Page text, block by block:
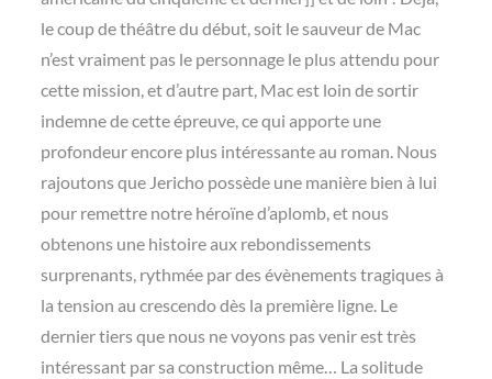
le coup de théâtre du début, soit le sauveur de Mac
n’est vraiment pas le personnage le plus attendu pour
cette mission, et d’autre part, Mac est loin de sortir
indemne de cette épreuve, ce qui apporte une
profondeur encore plus intéressante au roman. Nous
rajoutons que Jericho possède une manière bien à lui
pour remettre notre héroïne d’aplomb, et nous
obtenons une histoire aux rebondissements
surprenants, rythmée par des évènements tragiques à
la tension au crescendo dès la première ligne. Le
dernier tiers que nous ne voyons pas venir est très
intéressant par sa construction même… La solitude